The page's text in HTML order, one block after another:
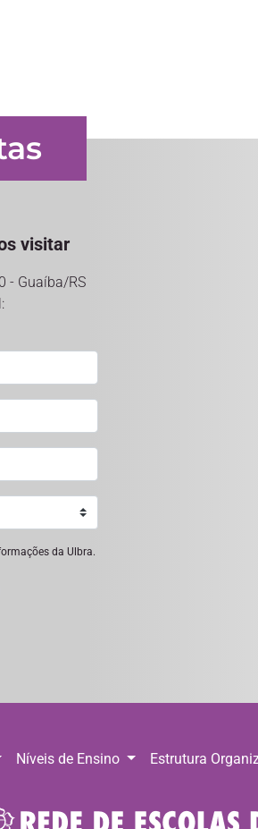
visitar
- Guaíba/RS
da Ulbra.
Níveis de Ensino Estrutura